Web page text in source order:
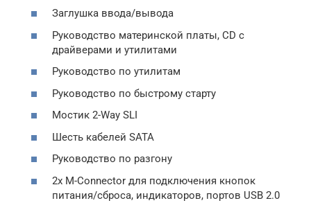
Заглушка ввода/вывода
Руководство материнской платы, CD с
драйверами и утилитами
Руководство по утилитам
Руководство по быстрому старту
Мостик 2-Way SLI
Шесть кабелей SATA
Руководство по разгону
2x M-Connector для подключения кнопок
питания/сброса, индикаторов, портов USB 2.0